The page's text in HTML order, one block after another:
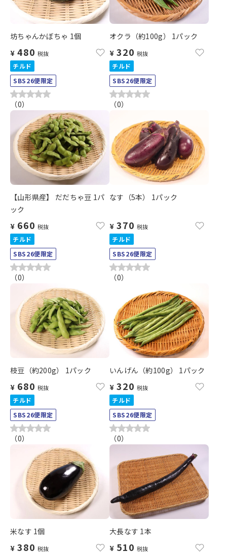
坊ちゃんかぼちゃ 1個
¥ 480 税抜
チルド
SBS26便限定
（0）
オクラ（約100g） 1パック
¥ 320 税抜
チルド
SBS26便限定
（0）
【山形県産】 だだちゃ豆 1パ
ック
¥ 660 税抜
チルド
SBS26便限定
（0）
なす（5本） 1パック
¥ 370 税抜
チルド
SBS26便限定
（0）
枝豆（約200g） 1パック
¥ 680 税抜
チルド
SBS26便限定
（0）
いんげん（約100g） 1パック
¥ 320 税抜
チルド
SBS26便限定
（0）
米なす 1個
¥ 380 税抜
大長なす 1本
¥ 510 税抜